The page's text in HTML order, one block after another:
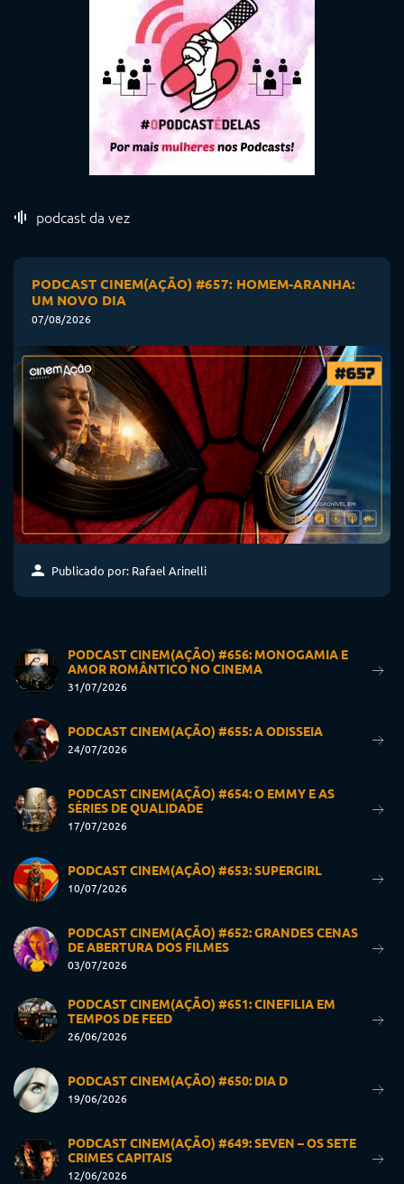
podcast da vez
PODCAST CINEM(AÇÃO) #657: HOMEM-ARANHA:
UM NOVO DIA
07/08/2026
Publicado por: Rafael Arinelli
PODCAST CINEM(AÇÃO) #656: MONOGAMIA E
AMOR ROMÂNTICO NO CINEMA
31/07/2026
PODCAST CINEM(AÇÃO) #655: A ODISSEIA
24/07/2026
PODCAST CINEM(AÇÃO) #654: O EMMY E AS
SÉRIES DE QUALIDADE
17/07/2026
PODCAST CINEM(AÇÃO) #653: SUPERGIRL
10/07/2026
PODCAST CINEM(AÇÃO) #652: GRANDES CENAS
DE ABERTURA DOS FILMES
03/07/2026
PODCAST CINEM(AÇÃO) #651: CINEFILIA EM
TEMPOS DE FEED
26/06/2026
PODCAST CINEM(AÇÃO) #650: DIA D
19/06/2026
PODCAST CINEM(AÇÃO) #649: SEVEN – OS SETE
CRIMES CAPITAIS
12/06/2026